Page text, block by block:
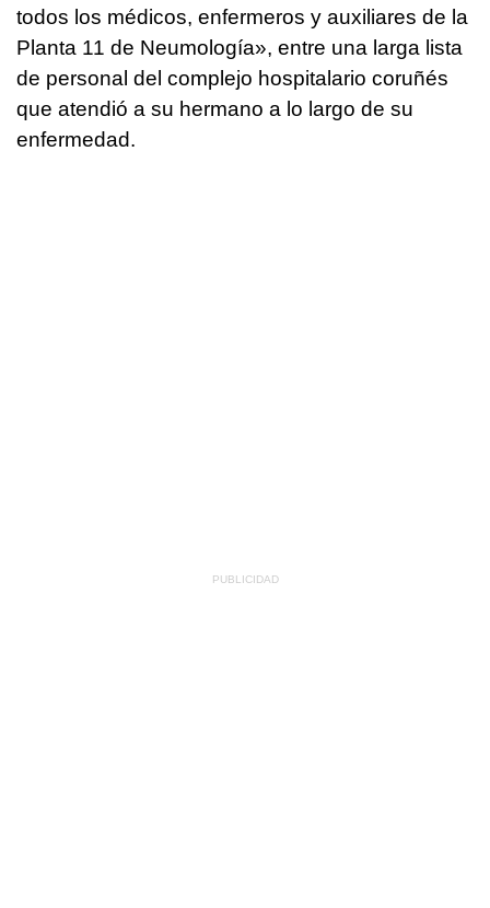
todos los médicos, enfermeros y auxiliares de la
Planta 11 de Neumología», entre una larga lista
de personal del complejo hospitalario coruñés
que atendió a su hermano a lo largo de su
enfermedad.